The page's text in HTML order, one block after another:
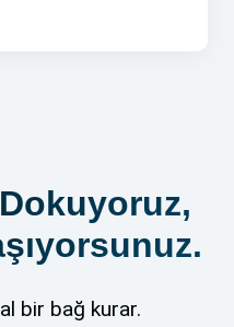
bir bağ kurar.